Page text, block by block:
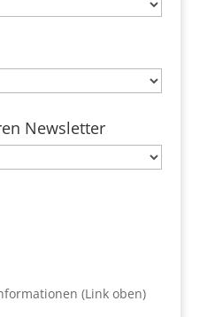
Newsletter
(Link oben)